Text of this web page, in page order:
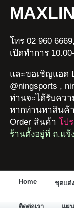
โทร 02 960
เปิดทำการ
และขอเชิญแอด
@ningsports ,
ท่านจะได้รับควา
หากท่านหาสินค้า
Order สินค้า โป
ร้านตั้งอยู่ที่ ถ.แ
Home ชุดแต่